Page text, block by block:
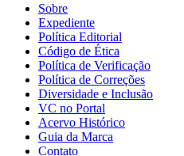
Sobre
Expediente
Política Editorial
Código de Ética
Política de Verificação
Política de Correções
Diversidade e Inclusão
VC no Portal
Acervo Histórico
Guia da Marca
Contato